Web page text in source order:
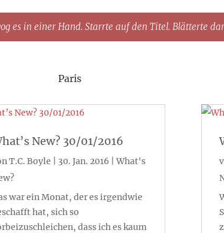
es in einer Hand. Starrte auf den Titel. Blätterte
Paris
New? 30/01/2016
T.C. Boyle 30. Jan. 2016|What's
war ein Monat, der es irgendwie
hat, sich so
dass ich es kaum